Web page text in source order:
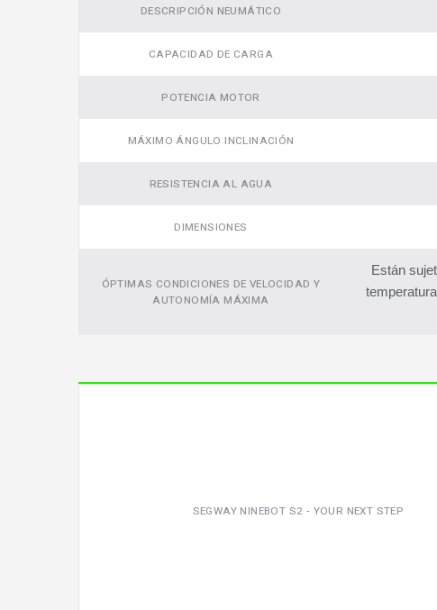
DESCRIPCIÓN NEUMÁTICO
CAPACIDAD DE CARGA
POTENCIA MOTOR
MÁXIMO ÁNGULO INCLINACIÓN
RESISTENCIA AL AGUA
DIMENSIONES
ÓPTIMAS CONDICIONES DE VELOCIDAD Y
AUTONOMÍA MÁXIMA
Están
SEGWAY NINEBOT S2 - YOUR NEXT STEP